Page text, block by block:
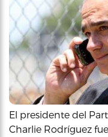
El presidente del
Charlie Rodríguez